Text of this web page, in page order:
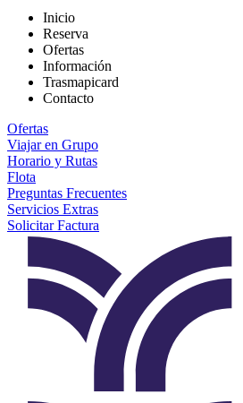
Inicio
Reserva
Ofertas
Información
Trasmapicard
Contacto
Ofertas
Viajar en Grupo
Horario y Rutas
Flota
Preguntas Frecuentes
Servicios Extras
Solicitar Factura